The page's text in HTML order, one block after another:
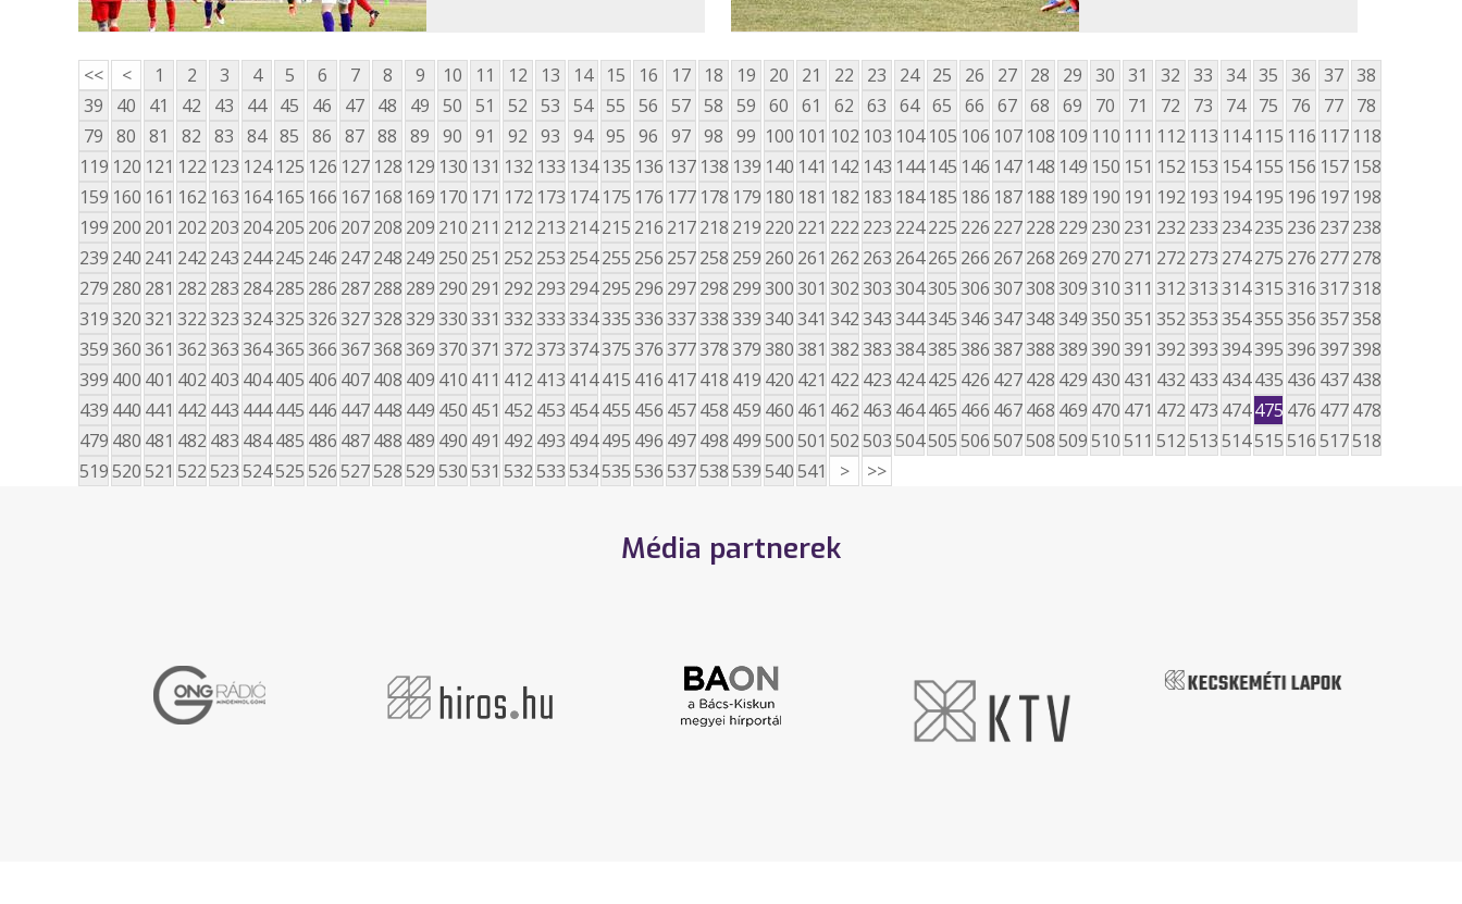
<< < 1 2 3 4 5 6 7 8 9 10 11 12 13 14 15 16 17 18 19 20 21 22 23 24 25 26 27 28 29 30 31 32 33 34 35 36 37 38
39
40 41 42 43 44 45 46 47 48 49 50 51 52 53 54 55 56 57 58 59 60 61 62 63 64 65 66 67 68 69 70 71 72 73 74 75 76 77 78
79 80 81 82 83 84 85 86 87 88 89 90 91 92 93 94 95 96 97 98 99 100 101 102 103 104 105 106 107 108 109 110 111 112 113 114 115 116 117 118
119 120 121 122 123 124 125 126 127 128 129 130 131 132 133 134 135 136 137 138 139 140 141 142 143 144 145 146 147 148 149 150 151 152 153 154 155 156 157 158
159 160 161 162 163 164 165 166 167 168 169 170 171 172 173 174 175 176 177 178 179 180 181 182 183 184 185 186 187 188 189 190 191 192 193 194 195 196 197 198
199 200 201 202 203 204205 206 207208 209 210 211 212 213 214215 216 217218 219 220 221 222 223 224225 226 227228 229 230 231 232 233 234235 236 237238
239 240 241 242 243 244245 246 247248 249 250 251 252 253 254255 256 257258 259 260 261 262 263 264265 266 267268 269 270 271 272 273 274275 276 277278
279 280 281 282 283 284285 286 287288 289 290 291 292 293 294295 296 297298 299300301 302303304305306307308309310311 312313314315316317318
319320321 322323324325326327328329330331 332333334335336337338339340341 342343344345346347348349350351 352353354355356357358
359360361 362363364365366367368369370371 372373374375376377378379380381 382383384385386387388389390391 392393394395396397398
399 400 401 402 403 404405 406 407408 409 410 411 412 413 414415 416 417418 419 420 421 422 423 424425 426 427428 429 430 431 432 433 434435 436 437438
439 440 441 442 443 444445 446 447448 449 450 451 452 453 454455 456 457458 459 460 461 462 463 464465 466 467468 469 470 471 472 473 474475 476 477478
479 480 481 482 483 484485 486 487488 489 490 491 492 493 494495 496 497498 499500501 502503504505506507508509510511 512513514515516517518
519520521 522523524525526527528529530531 532533534535536537538539540541 > >>
Média partnerek